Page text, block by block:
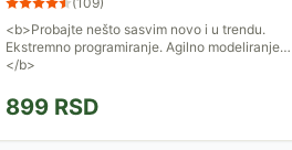
<b>Probajte nešto sasvim novo i u trendu.
Ekstremno programiranje. Agilno modeliranje.
</b>
899 RSD